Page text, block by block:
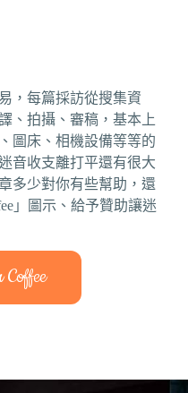
，每篇採訪從搜集資
、拍攝、審稿，基本上
圖床、相機設備等等的
音收支離打平還有很大
多少對你有些幫助，還
」圖示、給予贊助讓迷